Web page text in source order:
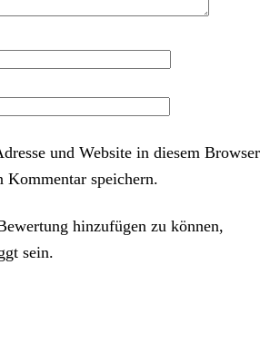
und Website in diesem Browser
Kommentar speichern.
hinzufügen zu können,
sein.